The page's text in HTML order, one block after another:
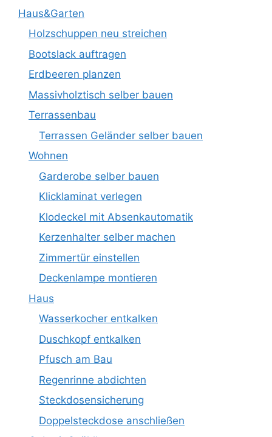
Haus&Garten
Holzschuppen neu streichen
Bootslack auftragen
Erdbeeren planzen
Massivholztisch selber bauen
Terrassenbau
Terrassen Geländer selber bauen
Wohnen
Garderobe selber bauen
Klicklaminat verlegen
Klodeckel mit Absenkautomatik
Kerzenhalter selber machen
Zimmertür einstellen
Deckenlampe montieren
Haus
Wasserkocher entkalken
Duschkopf entkalken
Pfusch am Bau
Regenrinne abdichten
Steckdosensicherung
Doppelsteckdose anschließen